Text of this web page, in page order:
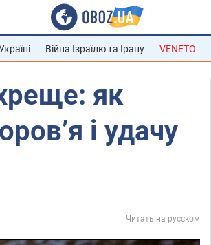
Війна Ізраїлю та Ірану VENETO
як
і удачу
Читать на русском